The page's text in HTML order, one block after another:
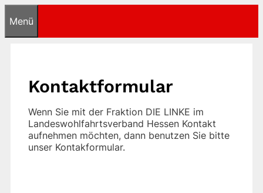
Inhalt
springen
Menü
Kontaktformular
Wenn Sie mit der Fraktion DIE LINKE im
Landeswohlfahrtsverband Hessen Kontakt
aufnehmen möchten, dann benutzen Sie bitte
unser Kontakformular.